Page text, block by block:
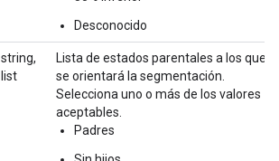
Desconocido
string,
list
Lista de estados parentales a los que
se orientará la segmentación.
Selecciona uno o más de los valores
aceptables.
Padres